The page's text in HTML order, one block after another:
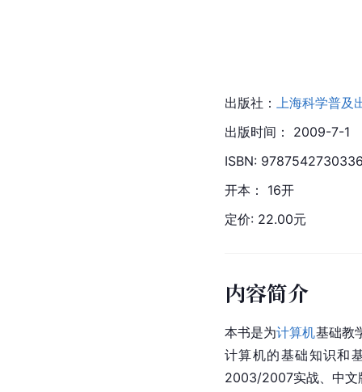
出版社：
上海科学普及
出版时间： 2009-7-1
ISBN:
开本： 16开
定价: 22.00元
内容简介
本书是为计算机基础教
计算机的基础知识和
2003/2007实战、中文